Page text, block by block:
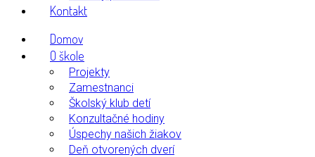
Kontakt
Domov
O škole
Projekty
Zamestnanci
Školský klub detí
Konzultačné hodiny
Úspechy našich žiakov
Deň otvorených dverí